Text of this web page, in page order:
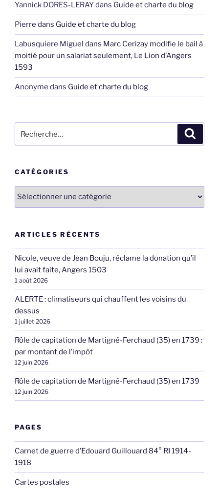
Yannick DORES-LERAYdans Guide et charte du blog
Pierre dans Guide et charte du blog
Labusquiere Miguel dans Marc Cerizay modifie le bail à
moitié pour un salariat seulement, Le Lion d’Angers
1593
Anonyme dans Guide et charte du blog
pour
CATÉGORIES
ARTICLES RÉCENTS
Nicole, veuve de Jean Bouju, réclame la donation qu’il
lui avait faite, Angers 1503
1 août 2026
ALERTE : climatiseurs qui chauffent les voisins du
dessus
1 juillet 2026
Rôle de capitation de Martigné-Ferchaud (35) en 1739 :
par montant de l’impôt
12 juin 2026
Rôle de capitation de Martigné-Ferchaud (35) en 1739
12 juin 2026
PAGES
Carnet de guerre d’Edouard Guillouard 84° RI 1914-
1918
Cartes postales